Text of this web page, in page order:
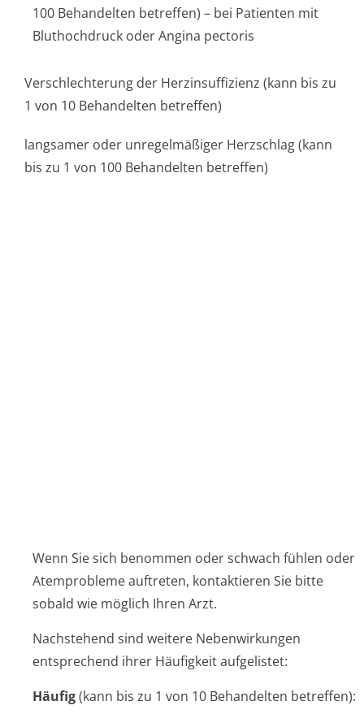
100 Behandelten betreffen) – bei Patienten mit
Bluthochdruck oder Angina pectoris
Verschlechterung der Herzinsuffizienz (kann bis zu
1 von 10 Behandelten betreffen)
langsamer oder unregelmäßiger Herzschlag (kann
bis zu 1 von 100 Behandelten betreffen)
* Diese Symptome treten insbesondere zu
Beginn der Behandlung auf. Sie sind in der
innerhalb von 1 bis 2 Wochen nach Beginn der
Behandlung.
Gelegentlich (kann bis zu 1 von 100 Behandelten